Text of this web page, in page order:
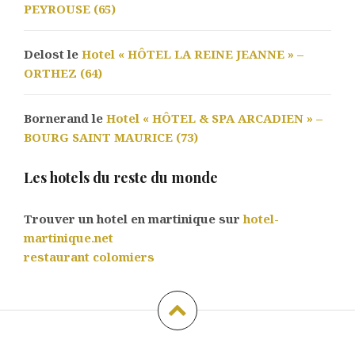
PEYROUSE (65)
Delost le Hotel « HÔTEL LA REINE JEANNE » –
ORTHEZ (64)
Bornerand le Hotel « HÔTEL & SPA ARCADIEN » –
BOURG SAINT MAURICE (73)
Les hotels du reste du monde
Trouver un hotel en martinique surhotel-
martinique.net
restaurant colomiers